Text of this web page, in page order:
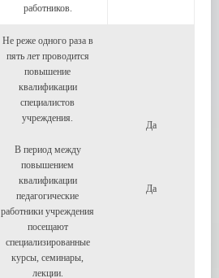
работников.
Не реже одного раза в
пять лет проводится
повышение
квалификации
специалистов
учреждения.
В период между
повышением
квалификации
педагогические
работники учреждения
посещают
специализированные
курсы, семинары,
лекции.
Да
Да